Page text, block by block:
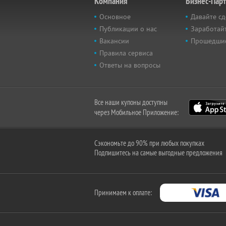
Основное
Публикации о нас
Вакансии
Правила сервиса
Ответы на вопросы
Давайте
Все наши купоны доступны
через Мобильное Приложение:
Сэкономьте до 90% при любых покупках
Подпишитесь на самые выгодные предложения
Принимаем к оплате: